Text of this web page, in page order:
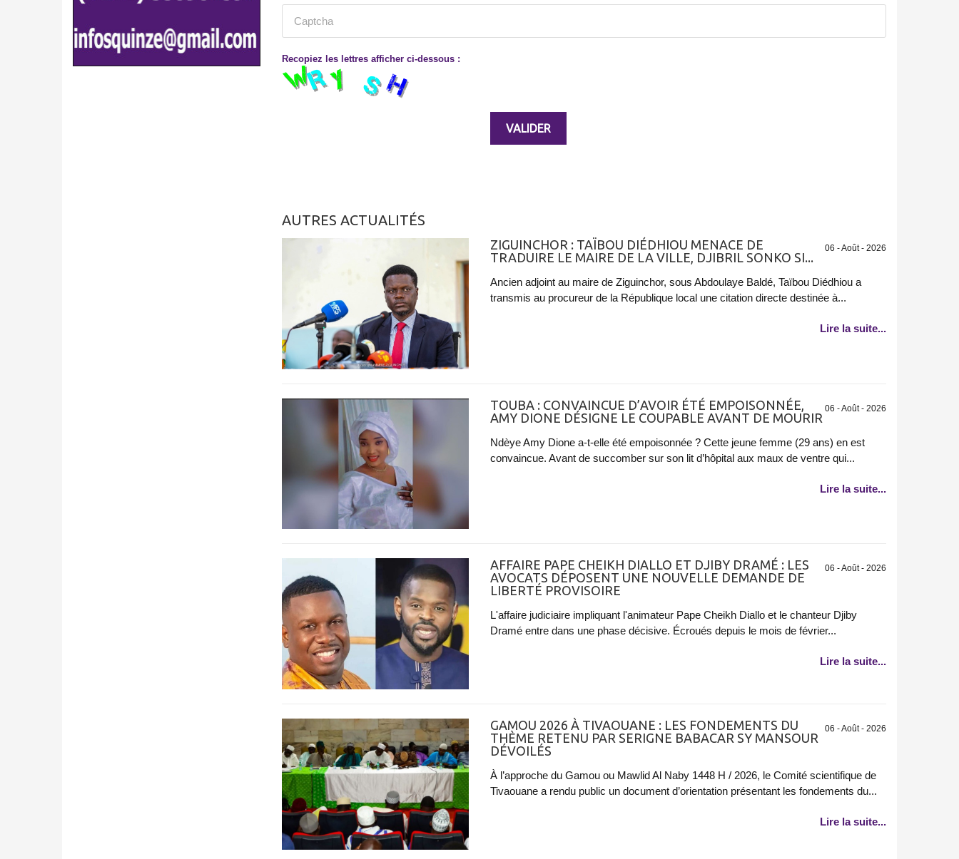
Recopiez les lettres afficher ci-dessous :
AUTRES ACTUALITÉS
06 - Août - 2026
ZIGUINCHOR : TAÏBOU DIÉDHIOU MENACE DE
TRADUIRE LE MAIRE DE LA VILLE, DJIBRIL SONKO SI...
Ancien adjoint au maire de Ziguinchor, sous Abdoulaye Baldé, Taïbou Diédhiou a
transmis au procureur de la République local une citation directe destinée à...
Lire la suite...
06 - Août - 2026
TOUBA : CONVAINCUE D’AVOIR ÉTÉ EMPOISONNÉE,
AMY DIONE DÉSIGNE LE COUPABLE AVANT DE MOURIR
Ndèye Amy Dione a-t-elle été empoisonnée ? Cette jeune femme (29 ans) en est
convaincue. Avant de succomber sur son lit d’hôpital aux maux de ventre qui...
Lire la suite...
06 - Août - 2026
AFFAIRE PAPE CHEIKH DIALLO ET DJIBY DRAMÉ : LES
AVOCATS DÉPOSENT UNE NOUVELLE DEMANDE DE
LIBERTÉ PROVISOIRE
L'affaire judiciaire impliquant l'animateur Pape Cheikh Diallo et le chanteur Djiby
Dramé entre dans une phase décisive. Écroués depuis le mois de février...
Lire la suite...
06 - Août - 2026
GAMOU 2026 À TIVAOUANE : LES FONDEMENTS DU
THÈME RETENU PAR SERIGNE BABACAR SY MANSOUR
DÉVOILÉS
À l’approche du Gamou ou Mawlid Al Naby 1448 H / 2026, le Comité scientifique de
Tivaouane a rendu public un document d’orientation présentant les fondements du...
Lire la suite...